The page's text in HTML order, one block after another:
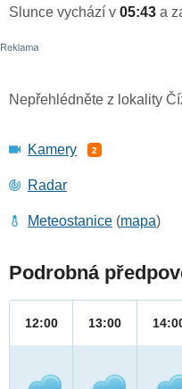
Slunce vychází v 05:43 a
Nepřehlédněte z lokality
Kamery 2
Radar
Meteostanice (mapa)
Podrobná
12:00 13:00